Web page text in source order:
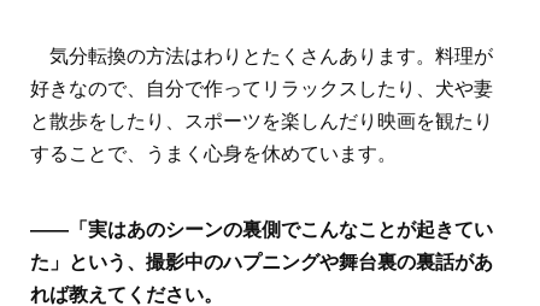
気分転換の方法はわりとたくさんあります。料理が
好きなので、自分で作ってリラックスしたり、犬や妻
と散歩をしたり、スポーツを楽しんだり映画を観たり
することで、うまく心身を休めています。
――「実はあのシーンの裏側でこんなことが起きてい
た」という、撮影中のハプニングや舞台裏の裏話があ
れば教えてください。